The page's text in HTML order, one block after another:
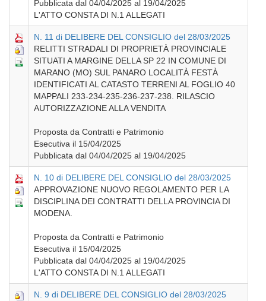
Pubblicata dal 04/04/2025 al 19/04/2025
L'ATTO CONSTA DI N.1 ALLEGATI
N. 11 di DELIBERE DEL CONSIGLIO del 28/03/2025
RELITTI STRADALI DI PROPRIETÀ PROVINCIALE
SITUATI A MARGINE DELLA SP 22 IN COMUNE DI
MARANO (MO) SUL PANARO LOCALITÀ FESTÀ
IDENTIFICATI AL CATASTO TERRENI AL FOGLIO 40
MAPPALI 233-234-235-236-237-238. RILASCIO
AUTORIZZAZIONE ALLA VENDITA
Proposta da Contratti e Patrimonio
Esecutiva il 15/04/2025
Pubblicata dal 04/04/2025 al 19/04/2025
N. 10 di DELIBERE DEL CONSIGLIO del 28/03/2025
APPROVAZIONE NUOVO REGOLAMENTO PER LA
DISCIPLINA DEI CONTRATTI DELLA PROVINCIA DI
MODENA.
Proposta da Contratti e Patrimonio
Esecutiva il 15/04/2025
Pubblicata dal 04/04/2025 al 19/04/2025
L'ATTO CONSTA DI N.1 ALLEGATI
N. 9 di DELIBERE DEL CONSIGLIO del 28/03/2025